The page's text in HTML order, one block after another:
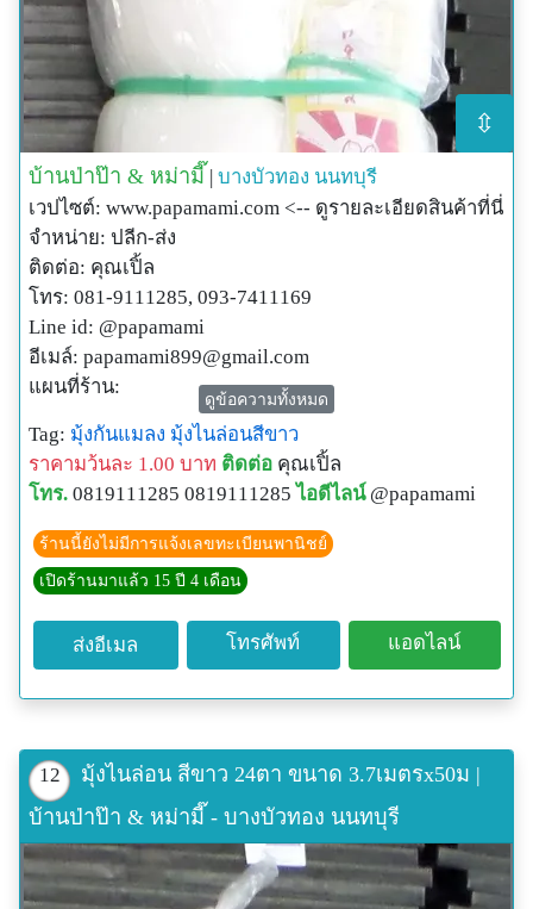
⇳
บ้านป่าป๊า & หม่ามี๊ บางบัวทอง นนทบุรี
เวปไซต์: www.papamami.com <-- ดูรายละเอียดสินค้าที่นี่
จำหน่าย: ปลีก-ส่ง
ติดต่อ: คุณเปิ้ล
โทร: 081-9111285, 093-7411169
Line id: @papamami
อีเมล์: papamami899@gmail.com
แผนที่ร้าน:
http://www.papamami.com/index.phplay=show&ac=arti
cle&Id=539360476
พิกัดGPSของร้าน:
N13o54' 12.3"
E100o24' 27.8"
ดูข้อความทั้งหมด
Tag: มุ้งกันแมลง มุ้งไนล่อนสีขาว
ราคามว้นละ 1.00 บาท ติดต่อ คุณเปิ้ล
โทร. 0819111285 0819111285 ไอดีไลน์ @papamami
ร้านนี้ยังไม่มีการแจ้งเลขทะเบียนพานิชย์
เปิดร้านมาแล้ว 15 ปี 4 เดือน
ส่งอีเมล โทรศัพท์ แอดไลน์
12
มุ้งไนล่อน สีขาว 24ตา ขนาด 3.7เมตรx50ม |
บ้านป่าป๊า & หม่ามี๊ - บางบัวทอง นนทบุรี